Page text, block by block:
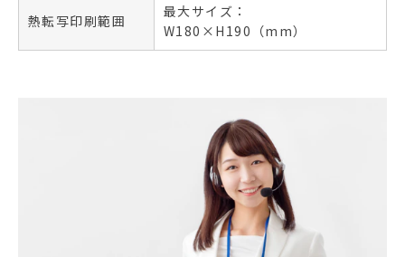
熱転写印刷範囲
最大サイズ：
W180×H190（mm）